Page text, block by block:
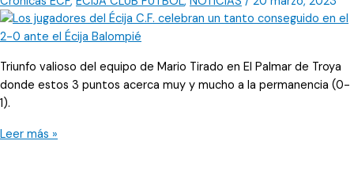
Triunfo valioso del equipo de Mario Tirado en El Palmar de Troya
donde estos 3 puntos acerca muy y mucho a la permanencia (0-
1).
Golpe
Leer más »